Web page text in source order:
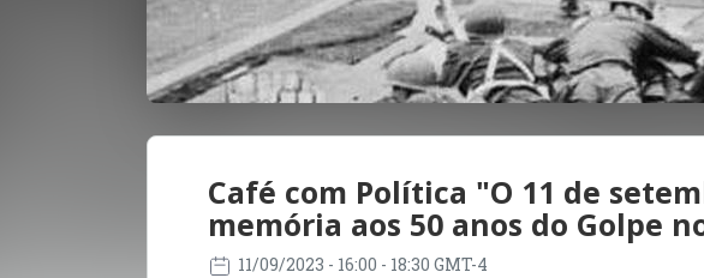
Café com Política "O 11 de
memória aos 50 anos do Golpe
11/09/2023 - 16:00 - 18:30 GMT-4